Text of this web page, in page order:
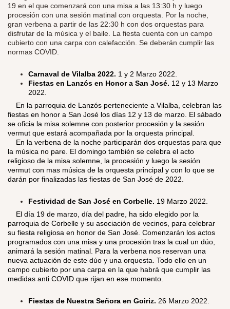
19 en el que comenzará con una misa a las 13:30 h y luego
procesión con una sesión matinal con orquesta. Por la noche,
gran verbena a partir de las 22:30 h con dos orquestas para
disfrutar de la música y el baile. La fiesta cuenta con un campo
cubierto con una carpa con calefacción. Se deberán cumplir las
normas COVID.
Carnaval de Vilalba 2022. 1 y 2 Marzo 2022.
Fiestas en Lanzós en Honor a San José. 12 y 13 Marzo
2022.
En la parroquia de Lanzós perteneciente a Vilalba, celebran las
fiestas en honor a San José los días 12 y 13 de marzo. El sábado
se oficia la misa solemne con posterior procesión y la sesión
vermut que estará acompañada por la orquesta principal.
En la verbena de la noche participarán dos orquestas para que
la música no pare. El domingo también se celebra el acto
religioso de la misa solemne, la procesión y luego la sesión
vermut con mas música de la orquesta principal y con lo que se
darán por finalizadas las fiestas de San José de 2022.
Festividad de San José en Corbelle. 19 Marzo 2022.
El día 19 de marzo, día del padre, ha sido elegido por la
parroquia de Corbelle y su asociación de vecinos, para celebrar
su fiesta religiosa en honor de San José. Comenzarán los actos
programados con una misa y una procesión tras la cual un dúo,
animará la sesión matinal. Para la verbena nos reservan una
nueva actuación de este dúo y una orquesta. Todo ello en un
campo cubierto por una carpa en la que habrá que cumplir las
medidas anti COVID que rijan en ese momento.
Fiestas de Nuestra Señora en Goiriz. 26 Marzo 2022.